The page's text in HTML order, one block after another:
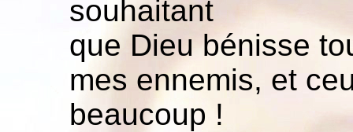
souhaitant
que Dieu bénisse
mes ennemis, et
beaucoup !